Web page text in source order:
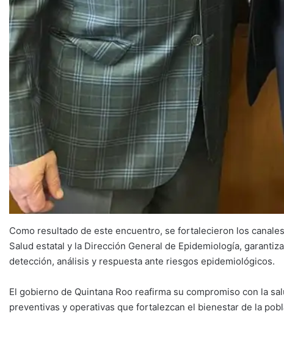
Como resultado de este encuentro, se fortalecieron los
Salud estatal y la Dirección General de Epidemiología,
detección, análisis y respuesta ante riesgos epidemiológicos.
El gobierno de Quintana Roo reafirma su compromiso con la
preventivas y operativas que fortalezcan el bienestar de la